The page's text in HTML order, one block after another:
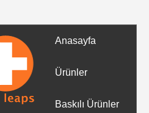
Anasayfa
Ürünler
Baskılı Ürünler